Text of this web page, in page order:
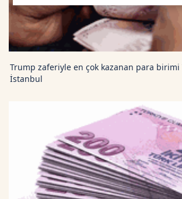
Cardano TetherUS 0.2
Dogecoin TetherUS 0.0712
Trump zaferiyle en çok kazanan para birimi
İstanbul